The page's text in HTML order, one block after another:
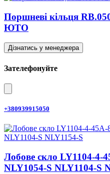
Поршневі кільця
ЮТО
Дізнатись у менеджера
Зателефонуйте
+380939915050
Лобове скло LY1104-
NLY1054-S NLY1104-S